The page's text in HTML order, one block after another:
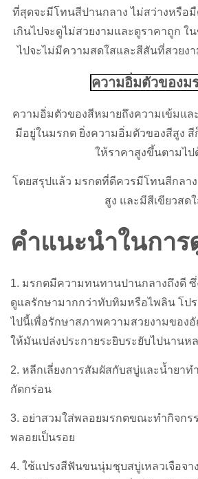
ที่สุดจะมีโทนสีปานกลาง ไม่สว่างหรือมื
เกินไปจะดูไม่สวยงามและดูราคาถูก
ไปจะไม่มีความสดใสและสีสันที่สวยง
ความอิ่มตัวของม
ความอิ่มตัวของสีหมายถึงความเข้มแ
มีอยู่ในมรกต ยิ่งความอิ่มตัวของสีสูง สี
ให้ราคาสูงขึ้นตามไป
โดยสรุปแล้ว มรกตที่ดีควรมีโทนสีกลา
สูง และมีสีเขียวสด
คำแนะนำในการ
1. มรกตมีความทนทานปานกลางถึงดี
ดูแลรักษามากกว่าทับทิมหรือไพลิน โป
ไปนี้เพื่อรักษาสภาพความสวยงามขอ
ให้มันเปล่งประกายระยิบระยับไปนานห
2. หลีกเลี่ยงการสัมผัสกับสบู่และน้ำยา
กัดกร่อน
3. อย่าสวมใส่พลอยมรกตขณะทำกิจกร
พลอยเป็นรอย
4. ใช้แปรงสีฟันขนนุ่มชุบสบู่เหลวเจือจา